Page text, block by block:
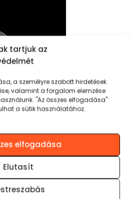
tartjuk az
a személyre szabott hirdetések
valamint a forgalom elemzése
"Az összes elfogadása"
a sütik használatához.
elfogadása
Elutasít